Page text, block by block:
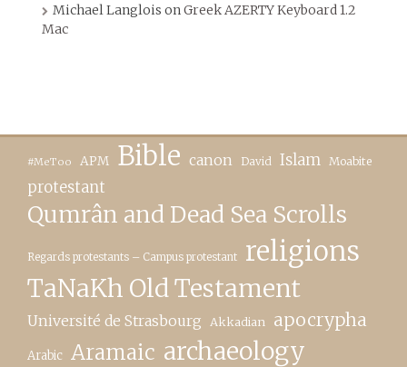
Michael Langlois onGreek AZERTY Keyboard 1.2
Mac
#MeToo APM Bible canon David Islam Moabite
protestant
Qumrân and Dead Sea Scrolls
Regards protestants – Campus protestant religions
TaNaKh Old Testament
Université de Strasbourg Akkadian apocrypha
Arabic Aramaic archaeology